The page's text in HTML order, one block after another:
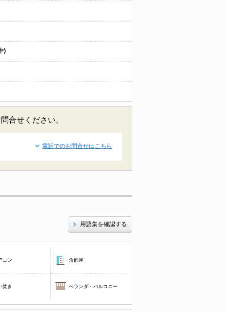
)
合せください。
電話でのお問合せはこちら
用語集を確認する
コン 角部屋
焚き ベランダ・バルコニー